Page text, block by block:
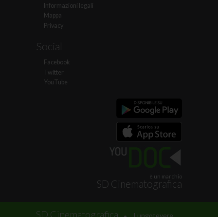
Informazioni legali
Mappa
Privacy
Social
Facebook
Twitter
YouTube
è un marchio
SD Cinematografica
SD Cinematografica .